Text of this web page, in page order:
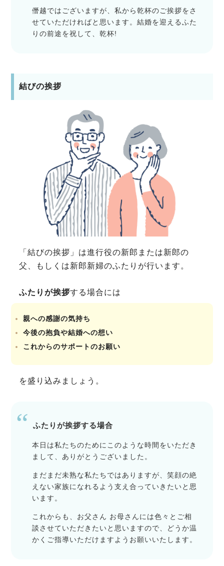
僭越ではございますが、私から乾杯のご挨拶をさ
せていただければと思います。結婚を迎えるふた
りの前途を祝して、乾杯!
結びの挨拶
「結びの挨拶」は進行役の新郎または新郎の
父、もしくは新郎新婦のふたりが行います。
ふたりが挨拶する場合には
親への感謝の気持ち
今後の抱負や結婚への想い
これからのサポートのお願い
を盛り込みましょう。
ふたりが挨拶する場合
本日は私たちのためにこのような時間をいただき
まして、ありがとうございました。
まだまだ未熟な私たちではありますが、笑顔の絶
えない家族になれるよう支え合っていきたいと思
います。
これからも、お父さん お母さんには色々とご相
談させていただきたいと思いますので、どうか温
かくご指導いただけますようお願いいたします。